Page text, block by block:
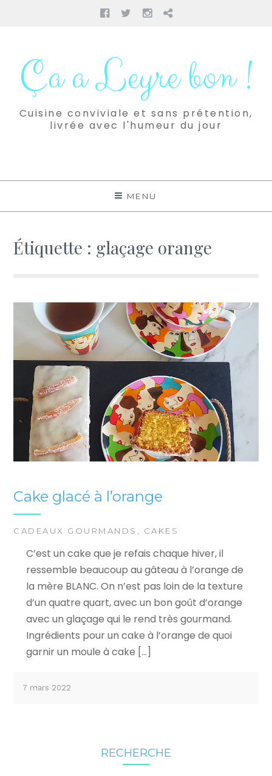
Facebook
TwitterInstagram
Pinterest
contenuÇa a Leyre bon !
Cuisine conviviale et sans prétention,
livrée avec l'humeur du jour
MENU
Étiquette : glaçage orange
Cake glacé à l’orange
CADEAUX GOURMANDS , CAKES
C’est un cake que je refais chaque hiver, il
ressemble beaucoup au gâteau à l’orange de
la mère BLANC. On n’est pas loin de la texture
d’un quatre quart, avec un bon goût d’orange
avec un glaçage qui le rend très gourmand.
Ingrédients pour un cake à l’orange de quoi
garnir un moule à cake […]
7 mars 2022
RECHERCHE